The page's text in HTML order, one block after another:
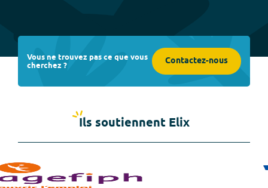
Vous ne trouvez pas ce que vous
cherchez ? Contactez-nous
Ils soutiennent Elix